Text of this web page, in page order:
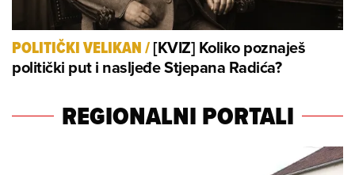
POLITIČKI VELIKAN/[KVIZ] Koliko poznaješ
politički put i nasljeđe Stjepana Radića?
REGIONALNI PORTALI